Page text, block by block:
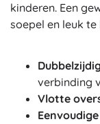
kinderen. Een
soepel en leuk te
verbinding
Vlotte